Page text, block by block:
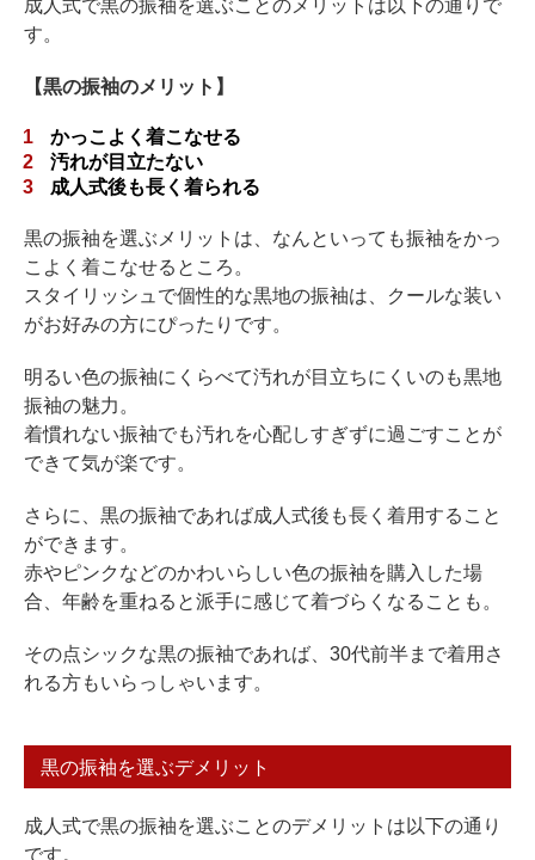
成人式で黒の振袖を選ぶことのメリットは以下の通りで
す。
【黒の振袖のメリット】
かっこよく着こなせる
汚れが目立たない
成人式後も長く着られる
黒の振袖を選ぶメリットは、なんといっても振袖をかっ
こよく着こなせるところ。
スタイリッシュで個性的な黒地の振袖は、クールな装い
がお好みの方にぴったりです。
明るい色の振袖にくらべて汚れが目立ちにくいのも黒地
振袖の魅力。
着慣れない振袖でも汚れを心配しすぎずに過ごすことが
できて気が楽です。
さらに、黒の振袖であれば成人式後も長く着用すること
ができます。
赤やピンクなどのかわいらしい色の振袖を購入した場
合、年齢を重ねると派手に感じて着づらくなることも。
その点シックな黒の振袖であれば、30代前半まで着用さ
れる方もいらっしゃいます。
黒の振袖を選ぶデメリット
成人式で黒の振袖を選ぶことのデメリットは以下の通り
です。